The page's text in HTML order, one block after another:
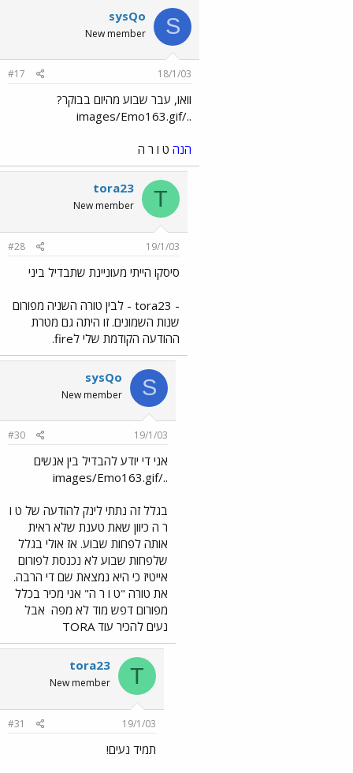
S
sysQo
New member
18/1/03
#17
וואו, עבר שבוע מהיום בבוקר?
../images/Emo163.gif
הנה ט ו ר ה
T
tora23
New member
19/1/03
#28
סיסקו הייתי מעוניינת שתבדיל ביני
- tora23 - לבין טורה השניה מפורום
שנות השמונים. זו היתה גם מטרת
ההודעה הקודמת שלי לfire.
S
sysQo
New member
19/1/03
#30
אני די יודע להבדיל בין אנשים
../images/Emo163.gif
בגלל זה נתתי לינק להודעה של ט ו
ר ה כיוון שאת טענת שלא ראית
אותה לפחות שבוע. אז אולי בגלל
שלפחות שבוע לא נכנסת לפורום
אייטיז כי היא נמצאת שם די הרבה.
את טורה "ט ו ר ה" אני מכיר בכלל
מפורום דפש מוד לא מפה אבל
נעים להכיר עוד TORA
T
tora23
New member
19/1/03
#31
תמיד נעים!